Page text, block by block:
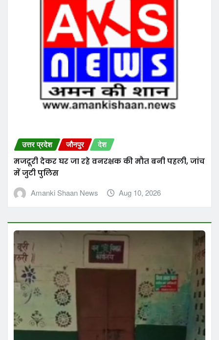
उत्तर प्रदेश जौनपुर देश
मजदूरी देकर घर जा रहे वनरक्षक की मौत बनी पहली, जांच
में जुटी पुलिस
Amanki Shaan News
Aug 10, 2026